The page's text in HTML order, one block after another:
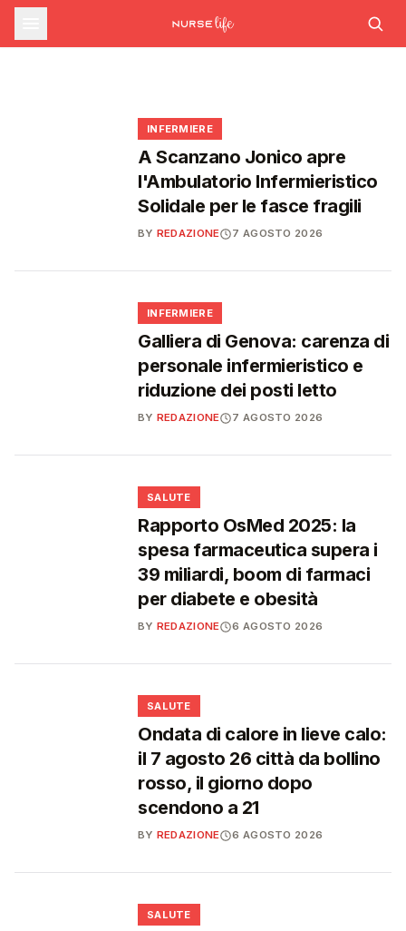
commissario per le scorte Covid,
liste d'attesa al Siveas e poteri
STUDENTI
Medicina, salgono a 27.000 i posti per il
Formazione ECM ad agosto: nuovi corsi su
rischio cardiovascolare e intelligenza
INFERMIERE
A Scanzano Jonico apre
l'Ambulatorio Infermieristico
Solidale per le fasce fragili
BY REDAZIONE 7 AGOSTO 2026
INFERMIERE
Galliera di Genova: carenza di
personale infermieristico e
riduzione dei posti letto
BY REDAZIONE 7 AGOSTO 2026
SALUTE
Rapporto OsMed 2025: la
spesa farmaceutica supera i
39 miliardi, boom di farmaci
per diabete e obesità
BY REDAZIONE 6 AGOSTO 2026
SALUTE
Ondata di calore in lieve calo:
il 7 agosto 26 città da bollino
rosso, il giorno dopo
scendono a 21
BY REDAZIONE 6 AGOSTO 2026
SALUTE